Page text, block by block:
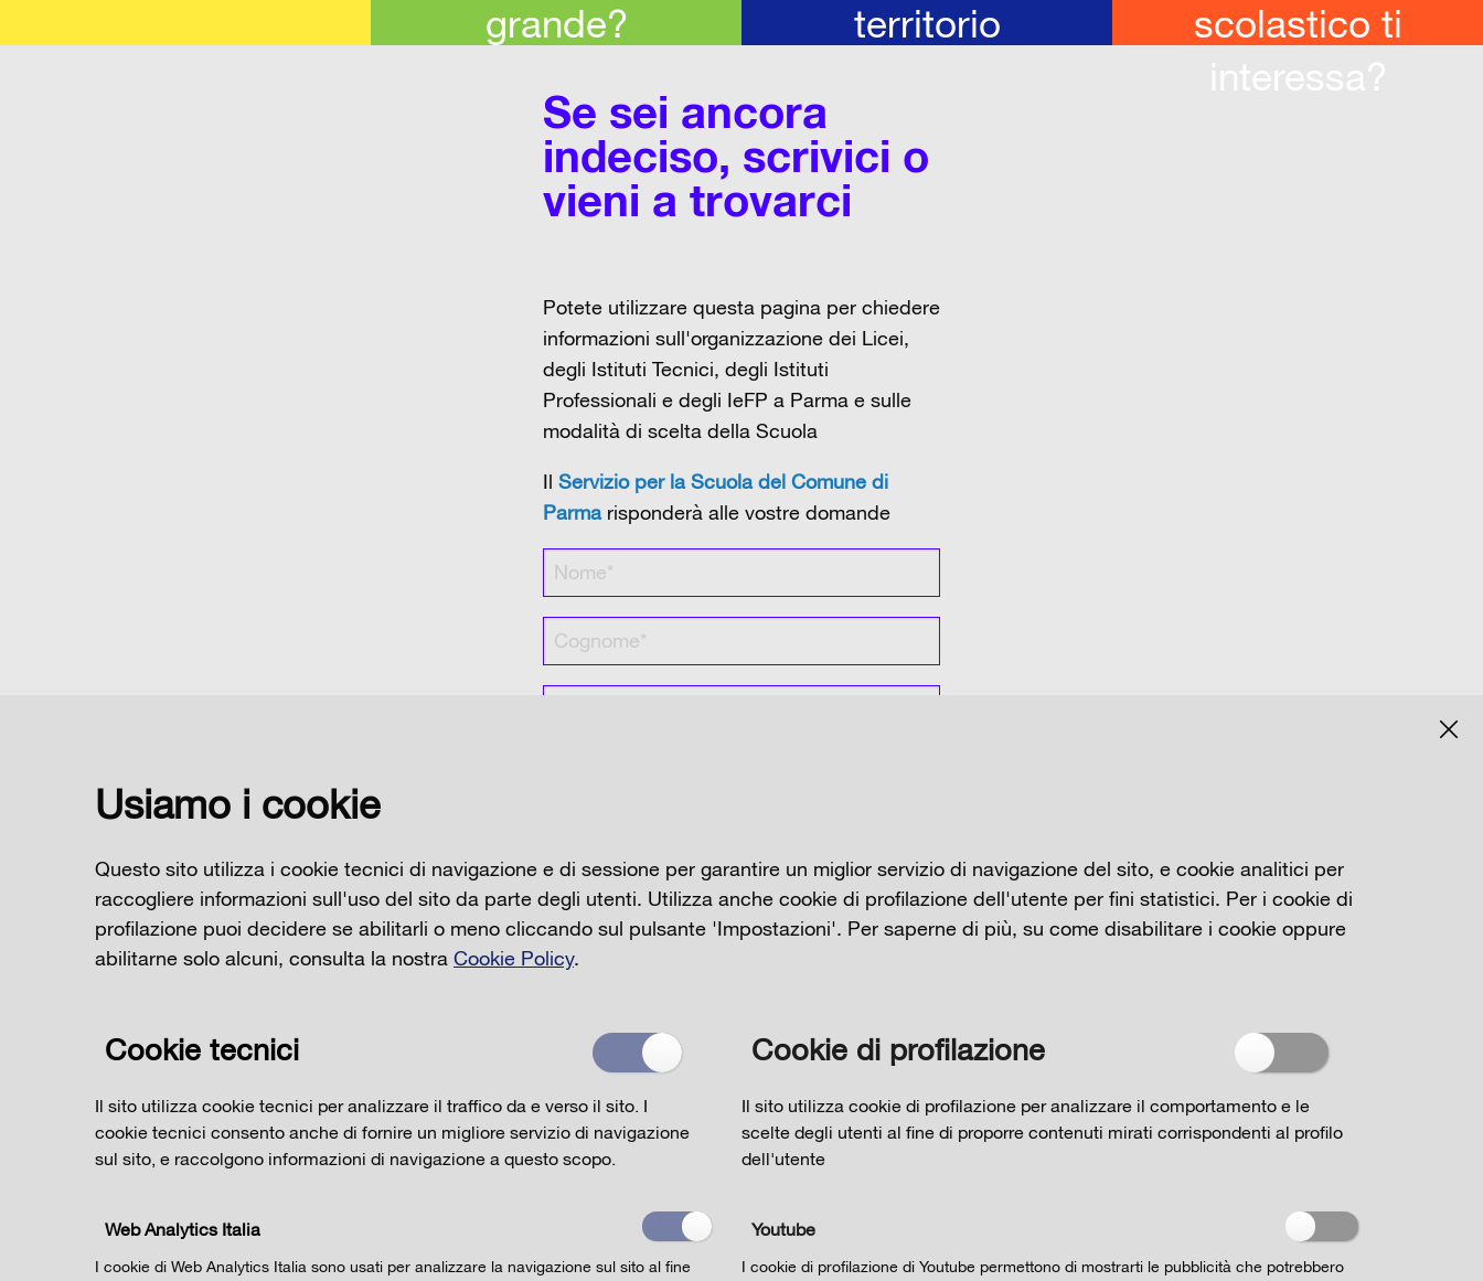
grande?
territorio
scolastico ti
Se sei ancora
indeciso, scrivici o
vieni a trovarci
Potete utilizzare questa pagina per chiedere
informazioni sull'organizzazione dei Licei,
degli Istituti Tecnici, degli Istituti
Professionali e degli IeFP a Parma e sulle
modalità di scelta della Scuola
Il Servizio per la Scuola del Comune di
Parmarisponderà alle vostre domande
Dichiaro di aver letto
l'INFORMATIVA per il
trattamento dei dati personali ai sensi dell'art
13 del Regolamento europeo n. 679/2016 e
acconsento al loro trattamento
Usiamo i cookie
Questo sito utilizza i cookie tecnici di navigazione e di sessione per garantire un miglior servizio di navigazione del sito, e cookie analitici per
raccogliere informazioni sull'uso del sito da parte degli utenti. Utilizza anche cookie di profilazione dell'utente per fini statistici. Per i cookie di
profilazione puoi decidere se abilitarli o meno cliccando sul pulsante 'Impostazioni'. Per saperne di più, su come disabilitare i cookie oppure
abilitarne solo alcuni, consulta la nostra Cookie Policy.
Cookie tecnici
Il sito utilizza cookie tecnici per analizzare il traffico da e verso il sito. I
cookie tecnici consento anche di fornire un migliore servizio di navigazione
sul sito, e raccolgono informazioni di navigazione a questo scopo.
Web Analytics Italia
I cookie di Web Analytics Italia sono usati per analizzare la navigazione sul sito al fine
Cookie di profilazione
Il sito utilizza cookie di profilazione per analizzare il comportamento e le
scelte degli utenti al fine di proporre contenuti mirati corrispondenti al profilo
dell'utente
Youtube
I cookie di profilazione di Youtube permettono di mostrarti le pubblicità che potrebbero